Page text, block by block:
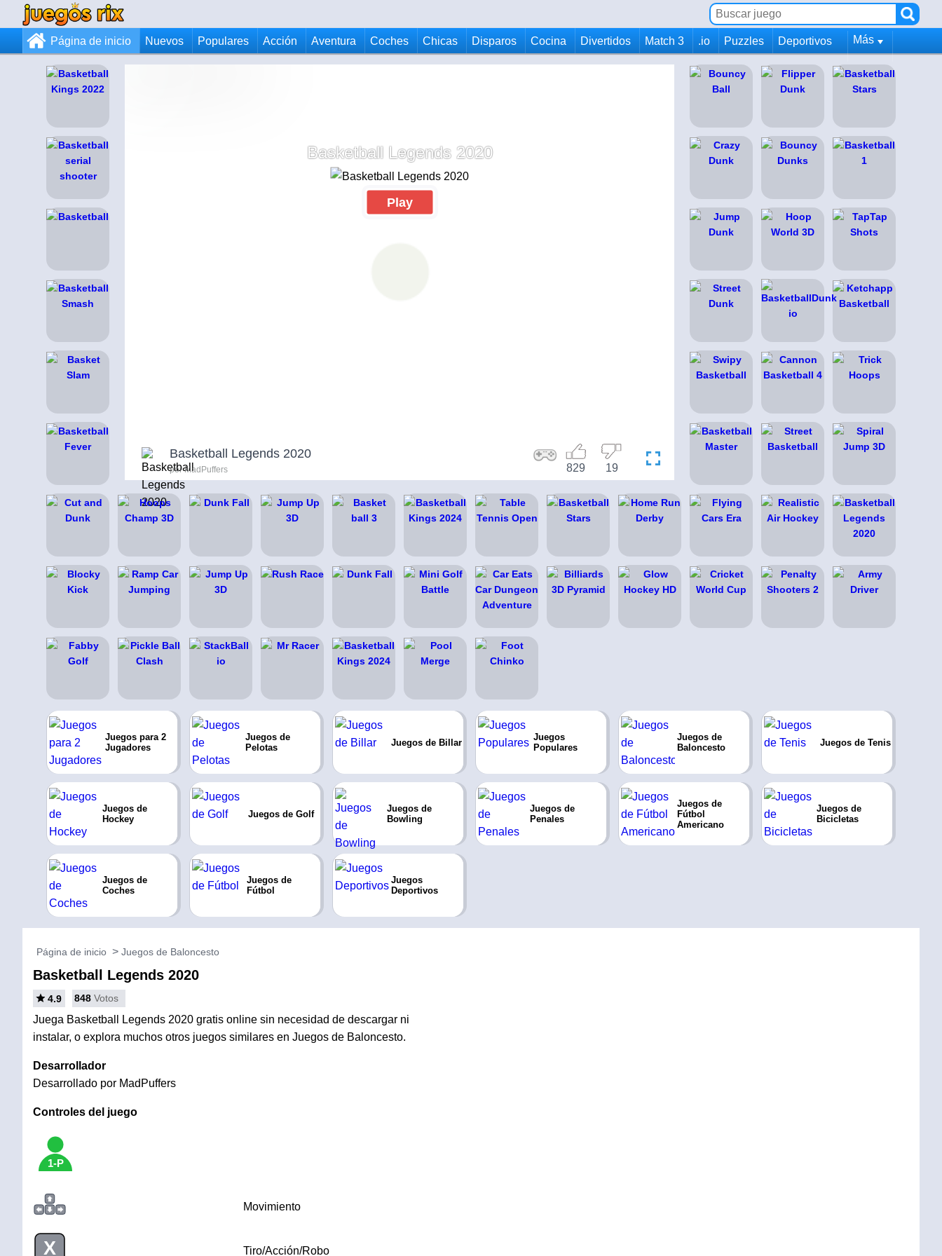
Página de inicio Nuevos Populares Acción Aventura Coches Chicas Disparos Cocina Divertidos Match 3 .io Puzzles Deportivos Más
Basketball Legends 2020
Play
Basketball Legends 2020
por MadPuffers 19
829
Juegos para 2
Jugadores
Juegos de
Pelotas
Juegos de Billar
Juegos
Populares
Juegos de
Baloncesto
Juegos de Tenis
Juegos de
Hockey
Juegos de Golf
Juegos de
Bowling
Juegos de
Penales
Juegos de
Fútbol
Americano
Juegos de
Bicicletas
Juegos de
Coches
Juegos de
Fútbol
Juegos
Deportivos
Página de inicio Juegos de Baloncesto
Basketball Legends 2020
4.9 848 Votos
Juega Basketball Legends 2020 gratis online sin necesidad de descargar ni
instalar, o explora muchos otros juegos similares en Juegos de Baloncesto.
Desarrollador
Desarrollado por MadPuffers
Controles del juego
1-P
Movimiento
X Tiro/Acción/Robo